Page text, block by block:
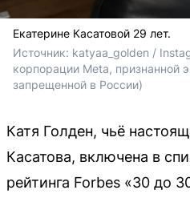
Екатерине Касатовой 29 лет.
Источник: katyaa_golden /
корпорации Meta, признанной
запрещенной в России)
Катя Голден, чьё
Касатова, включена в
рейтинга Forbes «30 до